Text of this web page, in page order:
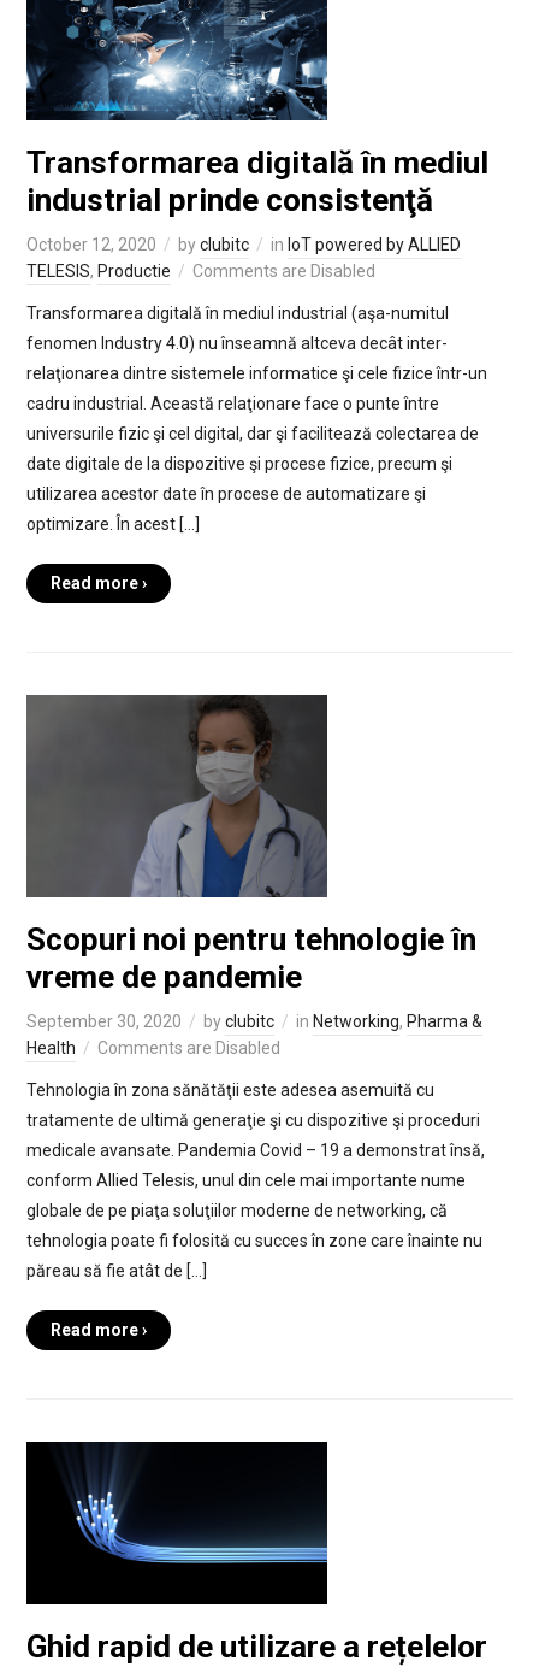
Transformarea digitală în mediul
industrial prinde consistenţă
October 12, 2020 byclubitc in IoT powered by ALLIED
TELESIS, Productie Comments are Disabled
Transformarea digitală în mediul industrial (aşa-numitul
fenomen Industry 4.0) nu înseamnă altceva decât inter-
relaţionarea dintre sistemele informatice şi cele fizice într-un
cadru industrial. Această relaţionare face o punte între
universurile fizic şi cel digital, dar şi facilitează colectarea de
date digitale de la dispozitive şi procese fizice, precum şi
utilizarea acestor date în procese de automatizare şi
optimizare. În acest […]
Read more ›
Scopuri noi pentru tehnologie în
vreme de pandemie
September 30, 2020 byclubitc in Networking, Pharma &
Health
Comments are Disabled
Tehnologia în zona sănătăţii este adesea asemuită cu
tratamente de ultimă generaţie şi cu dispozitive şi proceduri
medicale avansate. Pandemia Covid – 19 a demonstrat însă,
conform Allied Telesis, unul din cele mai importante nume
globale de pe piaţa soluţiilor moderne de networking, că
tehnologia poate fi folosită cu succes în zone care înainte nu
păreau să fie atât de […]
Read more ›
Ghid rapid de utilizare a rețelelor